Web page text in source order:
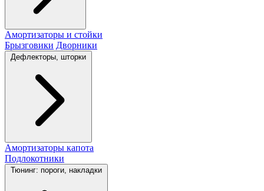
Амортизаторы и стойки
Брызговики Дворники
Дефлекторы, шторки
Амортизаторы капота
Подлокотники
Тюнинг: пороги, накладки